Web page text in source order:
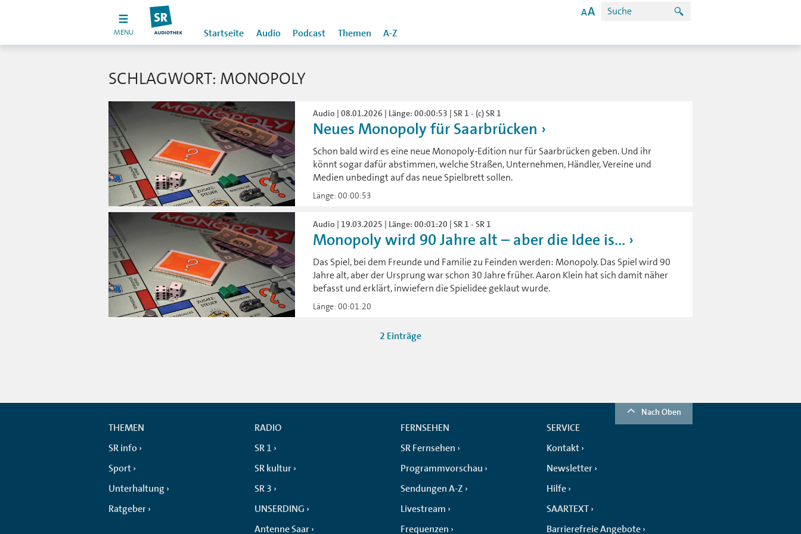
MENU Startseite Audio Podcast Themen A-Z
SCHLAGWORT: MONOPOLY
Audio | 08.01.2026 | Länge: 00:00:53 | SR 1 - (c) SR 1
Neues Monopoly für Saarbrücken
Schon bald wird es eine neue Monopoly-Edition nur für Saarbrücken geben. Und ihr
könnt sogar dafür abstimmen, welche Straßen, Unternehmen, Händler, Vereine und
Medien unbedingt auf das neue Spielbrett sollen.
Länge: 00:00:53
Audio | 19.03.2025 | Länge: 00:01:20 | SR 1 - SR 1
Monopoly wird 90 Jahre alt – aber die Idee is...
Das Spiel, bei dem Freunde und Familie zu Feinden werden: Monopoly. Das Spiel wird 90
Jahre alt, aber der Ursprung war schon 30 Jahre früher. Aaron Klein hat sich damit näher
befasst und erklärt, inwiefern die Spielidee geklaut wurde.
Länge: 00:01:20
2 Einträge
Nach Oben
THEMEN
SR info
Sport
Unterhaltung
Ratgeber
RADIO
SR 1
SR kultur
SR 3
UNSERDING
Antenne Saar
FERNSEHEN
SR Fernsehen
Programmvorschau
Sendungen A-Z
Livestream
Frequenzen
SERVICE
Kontakt
Newsletter
Hilfe
SAARTEXT
Barrierefreie Angebote